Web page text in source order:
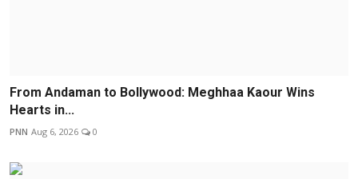
From Andaman to Bollywood: Meghhaa Kaour Wins
Hearts in...
PNN Aug 6, 2026 0